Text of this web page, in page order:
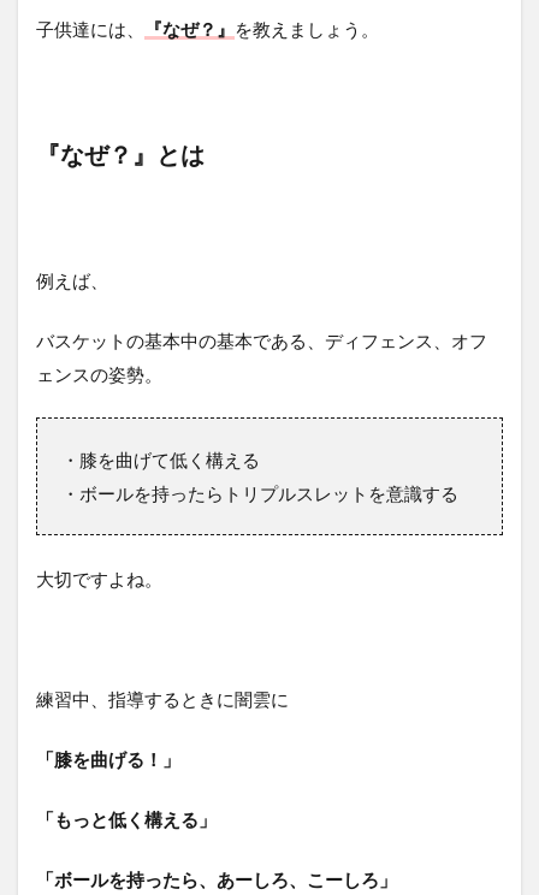
子供達には、 『なぜ？』 を教えましょう。
『なぜ？』とは
例えば、
バスケットの基本中の基本である、ディフェンス、オフ
ェンスの姿勢。
・膝を曲げて低く構える
・ボールを持ったらトリプルスレットを意識する
大切ですよね。
練習中、指導するときに闇雲に
「膝を曲げる！」
「もっと低く構える」
「ボールを持ったら、あーしろ、こーしろ」